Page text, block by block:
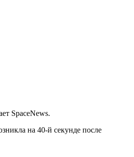
SpaceNews.
на 40-й секунде после